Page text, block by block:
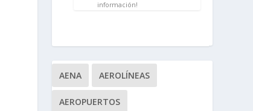
información!
AENA AEROLÍNEAS
AEROPUERTOS